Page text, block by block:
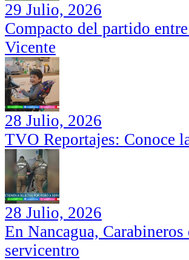
29 Julio, 2026
Compacto del partido
Vicente
28 Julio, 2026
TVO Reportajes: Conoce
28 Julio, 2026
En Nancagua,
servicentro